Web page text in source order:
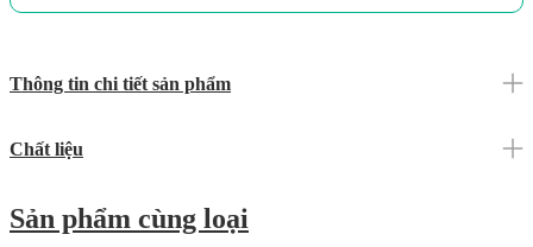
Thông tin chi tiết sản phẩm
Chất liệu
Sản phẩm cùng loại